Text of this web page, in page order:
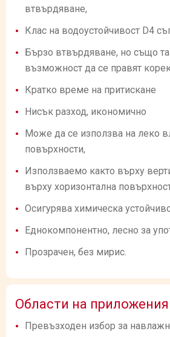
втвърдяване,
Клас на водоустойчивост D4
Бързо втвърдяване, но също
възможност да се правят
Кратко време на притискане
Нисък разход, икономично
Може да се използва на леко
повърхности,
Използваемо както върху
върху хоризонтална
Осигурява химическа
Еднокомпонентно, лесно за
Прозрачен, без мирис.
Области на приложения
Превъзходен избор за